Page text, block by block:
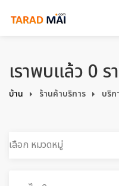
เราพบแล้ว 0
บ้าน ร้านค้าบริการ บริก
เลือก หมวดหมู่